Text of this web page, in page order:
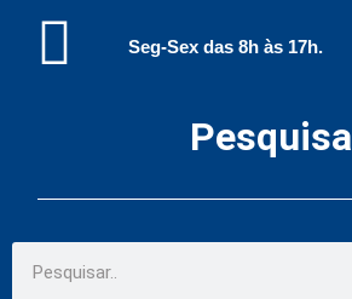
Seg-Sex das 8h às 17h.
Pesquisa